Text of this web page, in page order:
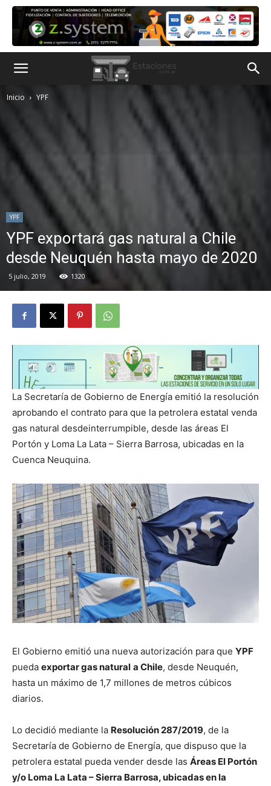
Inicio YPF
YPF
YPF exportará gas natural a Chile
desde Neuquén hasta mayo de 2020
5 julio, 2019 1320
La Secretaría de Gobierno de Energía emitió la resolución
aprobando el contrato para que la petrolera estatal venda
gas natural desdeinterrumpible, desde las áreas El
Portón y Loma La Lata – Sierra Barrosa, ubicadas en la
Cuenca Neuquina.
El Gobierno emitió una nueva autorización para que YPF
pueda exportargas natural a Chile, desde Neuquén,
hasta un máximo de 1,7 millones de metros cúbicos
diarios.
Lo decidió mediante la Resolución 287/2019, de la
Secretaría de Gobierno de Energía, que dispuso que la
petrolera estatal pueda vender desde las Áreas El Portón
y/o Loma La Lata – Sierra Barrosa, ubicadas en la